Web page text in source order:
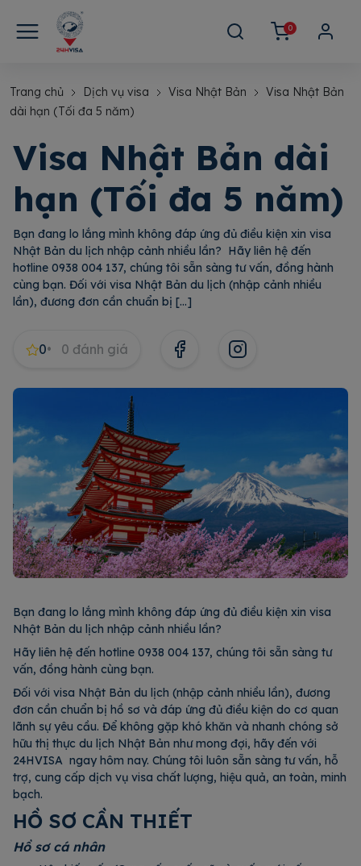
0
Trang chủ Dịch vụ visa Visa Nhật Bản
Visa Nhật Bản
dài hạn (Tối đa 5 năm)
Visa Nhật Bản dài
hạn (Tối đa 5 năm)
Bạn đang lo lắng mình không đáp ứng đủ điều kiện xin visa
Nhật Bản du lịch nhập cảnh nhiều lần? Hãy liên hệ đến
hotline 0938 004 137, chúng tôi sẵn sàng tư vấn, đồng hành
cùng bạn. Đối với visa Nhật Bản du lịch (nhập cảnh nhiều
lần), đương đơn cần chuẩn bị […]
0 0 đánh giá
Bạn đang lo lắng mình không đáp ứng đủ điều kiện xin visa
Nhật Bản du lịch nhập cảnh nhiều lần?
Hãy liên hệ đến hotline 0938 004 137, chúng tôi sẵn sàng tư
vấn, đồng hành cùng bạn.
Đối với visa Nhật Bản du lịch (nhập cảnh nhiều lần), đương
đơn cần chuẩn bị hồ sơ và đáp ứng đủ điều kiện do cơ quan
lãnh sự yêu cầu. Để không gặp khó khăn và nhanh chóng sở
hữu thị thực du lịch Nhật Bản như mong đợi, hãy đến với
24HVISA ngay hôm nay. Chúng tôi luôn sẵn sàng tư vấn, hỗ
trợ, cung cấp dịch vụ visa chất lượng, hiệu quả, an toàn, minh
bạch.
HỒ SƠ CẦN THIẾT
Hồ sơ cá nhân